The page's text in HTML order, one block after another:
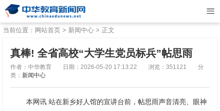
当前位置： 网站首页 > 新闻中心 > 正文
真棒! 全省高校“大学生党员标兵”帖思雨
作者：中华教育 日期：2026-05-20 17:13:22 浏览：351121
分
类： 新闻中心
本网讯 站在新乡好人馆的宣讲台前，帖思雨声音清亮、眼神